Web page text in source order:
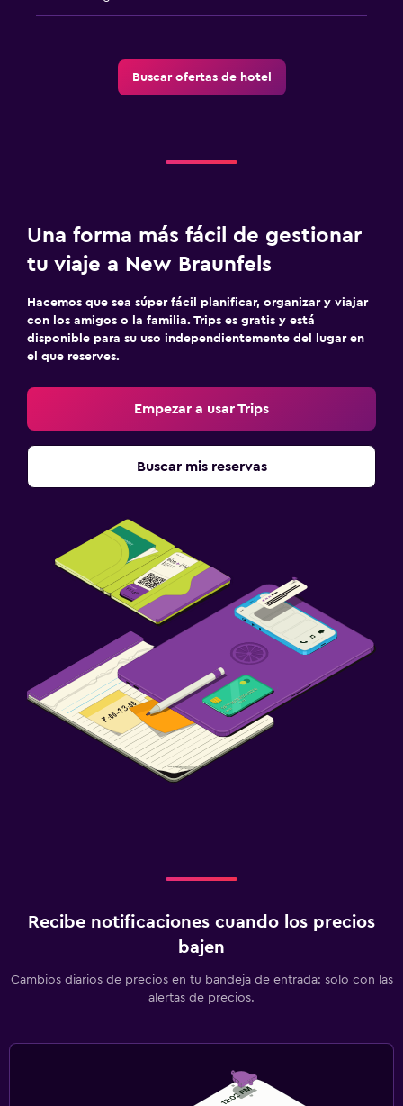
Buscar ofertas de hotel
Una forma más fácil de gestionar
tu viaje a New Braunfels
Hacemos que sea súper fácil planificar, organizar y viajar
con los amigos o la familia. Trips es gratis y está
disponible para su uso independientemente del lugar en
el que reserves.
Empezar a usar Trips
Buscar mis reservas
Recibe notificaciones cuando los precios
bajen
Cambios diarios de precios en tu bandeja de entrada: solo con las
alertas de precios.